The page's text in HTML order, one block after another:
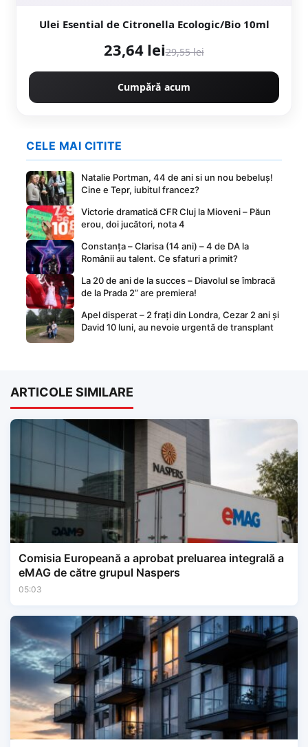
Ulei Esential de Citronella Ecologic/Bio 10ml
23,64 lei29,55 lei
Cumpără acum
CELE MAI CITITE
Natalie Portman, 44 de ani si un nou bebeluș!
Cine e Tepr, iubitul francez?
Victorie dramatică CFR Cluj la Mioveni – Păun
erou, doi jucători, nota 4
Constanța – Clarisa (14 ani) – 4 de DA la
Românii au talent. Ce sfaturi a primit?
La 20 de ani de la succes – Diavolul se îmbracă
de la Prada 2” are premiera!
Apel disperat – 2 frați din Londra, Cezar 2 ani și
David 10 luni, au nevoie urgentă de transplant
ARTICOLE SIMILARE
Comisia Europeană a aprobat preluarea integrală a
eMAG de către grupul Naspers
05:03